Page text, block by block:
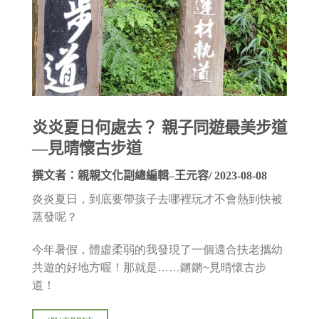
炎炎夏日何處去？ 親子同遊最美步道
—見晴懷古步道
撰文者： 親親文化副總編輯–王元容/ 2023-08-08
炎炎夏日，到底要帶孩子去哪裡玩才不會熱到快被
蒸發呢？
今年暑假，體虛柔弱的我發現了一個適合扶老攜幼
共遊的好地方喔！那就是……鏘鏘~見晴懷古步
道！